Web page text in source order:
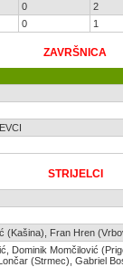
0
2
0 1
ZAVRŠNICA
STRIJELCI
(Kašina), Fran Hren
Dominik Momčilović
(Strmec), Gabriel